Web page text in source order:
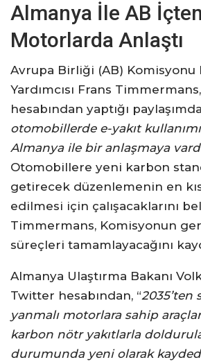
Almanya İle AB
Motorlarda Anlaştı
Avrupa Birliği (AB) Komisyonu
Yardımcısı Frans
hesabından yaptığı
otomobillerde e-yakıt
Almanya ile bir anlaşmaya
Otomobillere yeni karbon
getirecek düzenlemenin en
edilmesi için çalışacaklarını
Timmermans, Komisyonun
süreçleri tamamlayacağını
Almanya Ulaştırma Bakanı
Twitter hesabından, “2035’ten
yanmalı motorlara sahip
karbon nötr yakıtlarla
durumunda yeni olarak